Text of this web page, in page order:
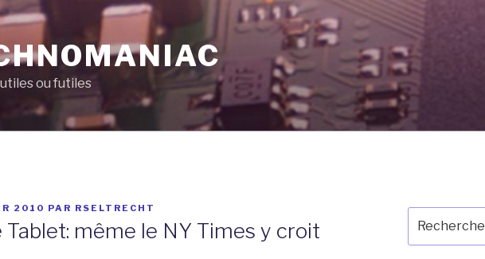
ou futiles
2010 PAR RSELTRECHT
Tablet: même le NY Times y croit
pour
: